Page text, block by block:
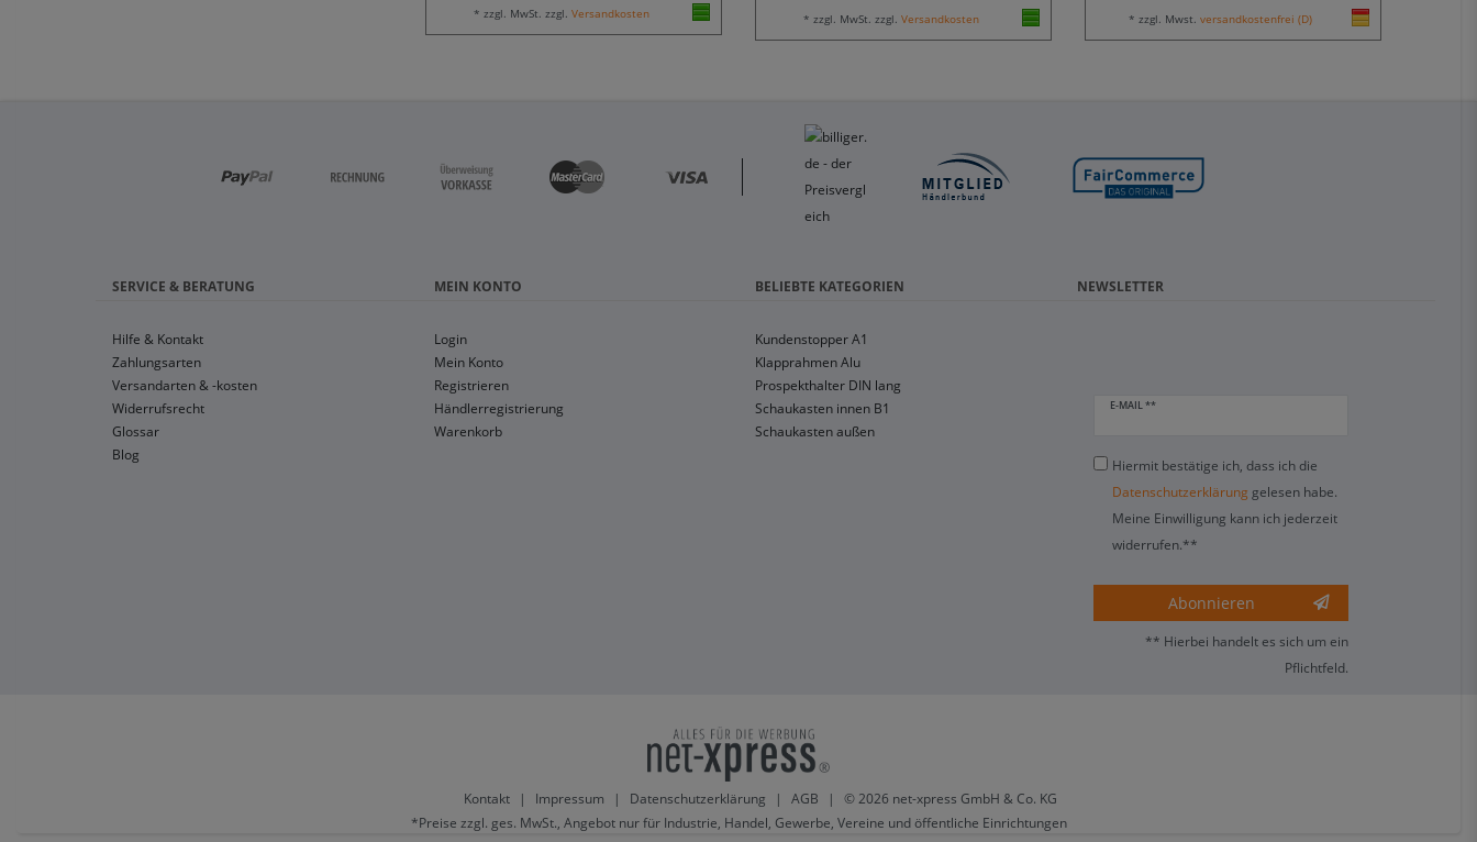
* zzgl. MwSt. zzgl. Versandkosten * zzgl. MwSt. zzgl. Versandkosten * zzgl. Mwst.versandkostenfrei (D)
SERVICE & BERATUNG
Hilfe & Kontakt
Zahlungsarten
Versandarten & -kosten
Widerrufsrecht
Glossar
Blog
MEIN KONTO
Login
Mein Konto
Registrieren
Händlerregistrierung
Warenkorb
BELIEBTE KATEGORIEN
Kundenstopper A1
Klapprahmen Alu
Prospekthalter DIN lang
Schaukasten innen B1
Schaukasten außen
NEWSLETTER
E-MAIL **
Hiermit bestätige ich, dass ich die
Daten­schutz­erklärung gelesen habe.
Meine Einwilligung kann ich jederzeit
widerrufen.**
Abonnieren
** Hierbei handelt es sich um ein
Pflichtfeld.
Kontakt | Impressum | Datenschutzerklärung | AGB |
© 2026 net-xpress GmbH & Co. KG
*Preise zzgl. ges. MwSt., Angebot nur für Industrie, Handel, Gewerbe, Vereine und öffentliche Einrichtungen